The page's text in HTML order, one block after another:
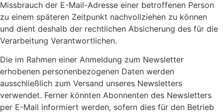
Missbrauch der E-Mail-Adresse einer betroffenen Person
zu einem späteren Zeitpunkt nachvollziehen zu können
und dient deshalb der rechtlichen Absicherung des für die
Verarbeitung Verantwortlichen.
Die im Rahmen einer Anmeldung zum Newsletter
erhobenen personenbezogenen Daten werden
ausschließlich zum Versand unseres Newsletters
verwendet. Ferner könnten Abonnenten des Newsletters
per E-Mail informiert werden, sofern dies für den Betrieb